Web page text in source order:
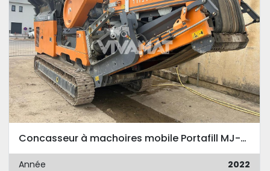
Concasseur à machoires mobile Portafill MJ-9 2022
Année
2022